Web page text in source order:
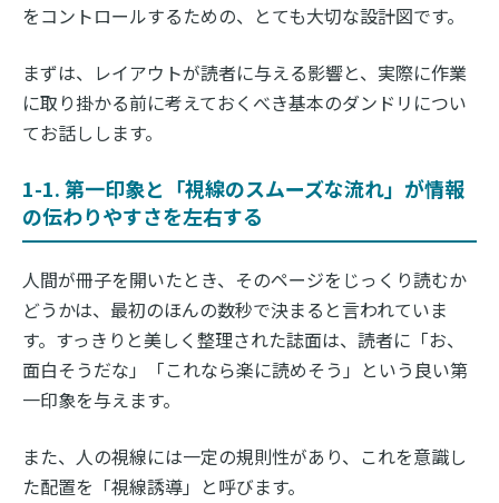
をコントロールするための、とても大切な設計図です。
まずは、レイアウトが読者に与える影響と、実際に作業
に取り掛かる前に考えておくべき基本のダンドリについ
てお話しします。
1-1. 第一印象と「視線のスムーズな流れ」が情報
の伝わりやすさを左右する
人間が冊子を開いたとき、そのページをじっくり読むか
どうかは、最初のほんの数秒で決まると言われていま
す。すっきりと美しく整理された誌面は、読者に「お、
面白そうだな」「これなら楽に読めそう」という良い第
一印象を与えます。
また、人の視線には一定の規則性があり、これを意識し
た配置を「視線誘導」と呼びます。